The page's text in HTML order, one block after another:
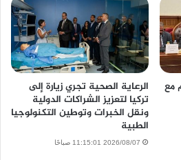
مع
الرعاية الصحية تجري زيارة إلى
تركيا لتعزيز الشراكات الدولية
ونقل الخبرات وتوطين التكنولوجيا
الطبية
2026/08/07 11:15:01 صباحًا